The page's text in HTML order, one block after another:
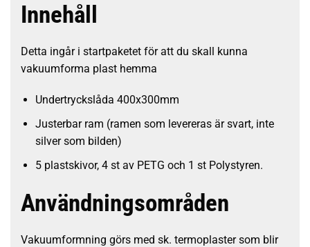
Innehåll
Detta ingår i startpaketet för att du skall kunna
vakuumforma plast hemma
Undertryckslåda 400x300mm
Justerbar ram (ramen som levereras är svart, inte
silver som bilden)
5 plastskivor, 4 st av PETG och 1 st Polystyren.
Användningsområden
Vakuumformning görs med sk. termoplaster som blir